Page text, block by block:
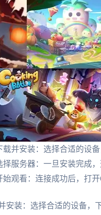
载并安装：选择合适的设
择服务器：一旦安装完成
始观看：连接成功后，打
安装：选择合适的设备，